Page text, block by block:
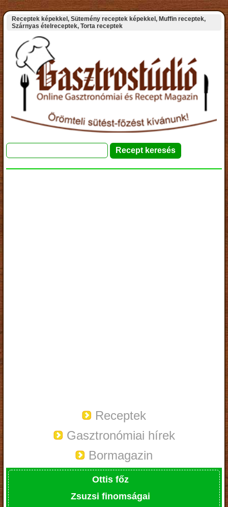
Receptek képekkel, Sütemény receptek képekkel, Muffin receptek,
Szárnyas ételreceptek, Torta receptek
Receptek
Gasztronómiai hírek
Bormagazin
Ottis főz
Zsuzsi finomságai